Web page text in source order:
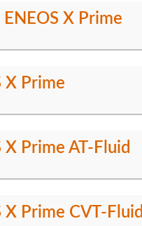
X Prime
X Prime
X Prime AT-Fluid
X Prime CVT-Fluid